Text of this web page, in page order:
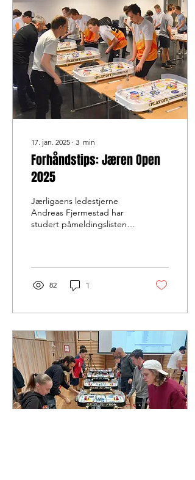
17. jan. 2025 ∙ 3 min
Forhåndstips: Jæren Open
2025
Jærligaens ledestjerne
Andreas Fjermestad har
studert påmeldingslisten
82 1